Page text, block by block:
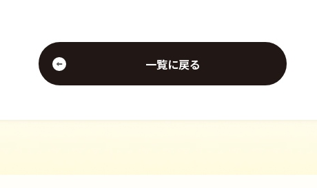
一覧に戻る